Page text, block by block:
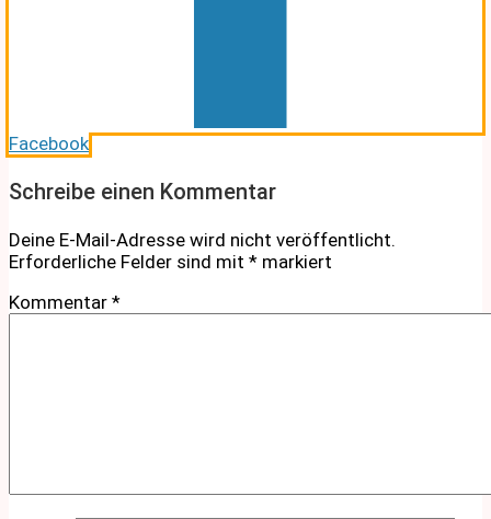
Facebook
Schreibe einen Kommentar
Deine E-Mail-Adresse wird nicht veröffentlicht.
Erforderliche Felder sind mit * markiert
Kommentar *